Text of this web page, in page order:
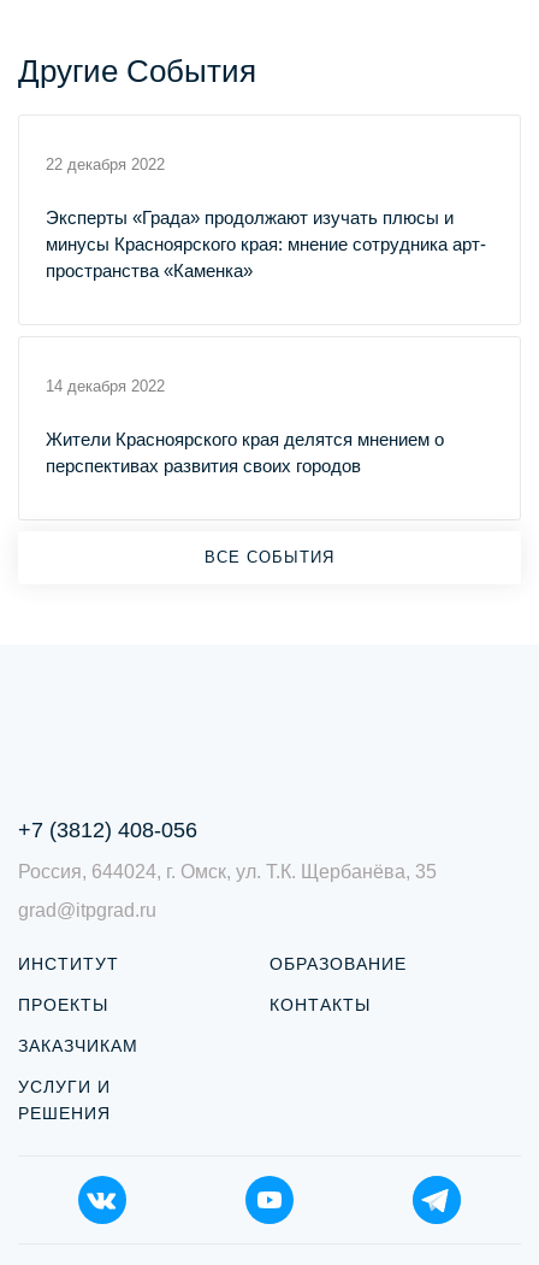
Другие События
22 декабря 2022
Эксперты «Града» продолжают изучать плюсы и
минусы Красноярского края: мнение сотрудника арт-
пространства «Каменка»
14 декабря 2022
Жители Красноярского края делятся мнением о
перспективах развития своих городов
ВСЕ СОБЫТИЯ
+7 (3812) 408-056
Россия, 644024, г. Омск, ул. Т.К. Щербанёва, 35
grad@itpgrad.ru
ИНСТИТУТ
ПРОЕКТЫ
ЗАКАЗЧИКАМ
УСЛУГИ И
РЕШЕНИЯ
ОБРАЗОВАНИЕ
КОНТАКТЫ